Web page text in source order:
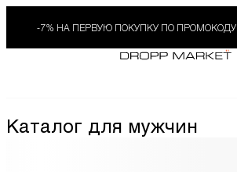
-7% НА ПЕРВУЮ ПОКУПКУ ПО ПРОМОКОДУ
Каталог для мужчин